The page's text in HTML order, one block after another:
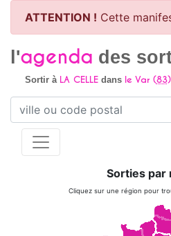
ATTENTION ! Cette
l'agenda des
Sortir à LA CELLEdans le Var (83)
Sorties par
Cliquez sur une région pour